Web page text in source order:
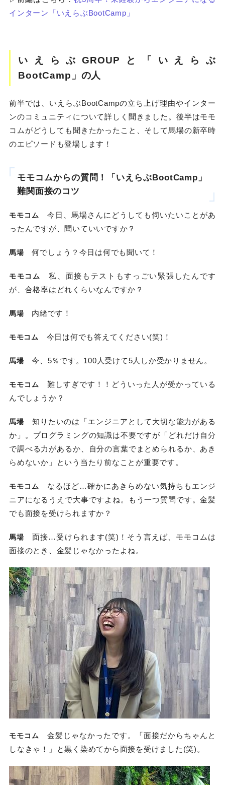
インターン「いえらぶBootCamp」
いえらぶGROUPと「いえらぶ
BootCamp」の人
前半では、いえらぶBootCampの立ち上げ理由やインター
ンのコミュニティについて詳しく聞きました。後半はモモ
コムがどうしても聞きたかったこと、そして馬場の新卒時
のエピソードも登場します！
モモコムからの質問！「いえらぶBootCamp」
難関面接のコツ
モモコム
今日、馬場さんにどうしても伺いたいことがあ
ったんですが、聞いていいですか？
馬場何でしょう？今日は何でも聞いて！
モモコム
私、面接もテストもすっごい緊張したんです
が、合格率はどれくらいなんですか？
馬場内緒です！
モモコム 今日は何でも答えてください(笑)！
馬場今、5％です。100人受けて5人しか受かりません。
モモコム
難しすぎです！！どういった人が受かっている
んでしょうか？
馬場知りたいのは「エンジニアとして大切な能力がある
か」。プログラミングの知識は不要ですが「どれだけ自分
で調べる力があるか、自分の言葉でまとめられるか、あき
らめないか」という当たり前なことが重要です。
モモコム
なるほど…確かにあきらめない気持ちもエンジ
ニアになるうえで大事ですよね。もう一つ質問です。金髪
でも面接を受けられますか？
馬場 面接…受けられます(笑)！そう言えば、モモコムは
面接のとき、金髪じゃなかったよね。
モモコム
金髪じゃなかったです。「面接だからちゃんと
しなきゃ！」と黒く染めてから面接を受けました(笑)。